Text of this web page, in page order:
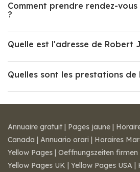
Comment prendre rendez-
?
Quelle est l'adresse de Robert
Quelles sont les prestations de
Annuaire gratuit | Pages jaune |
Canada | Annuario orari | Horaires
Yellow Pages | Oeffnungszeiten firmen
Yellow Pages UK | Yellow Pages USA |